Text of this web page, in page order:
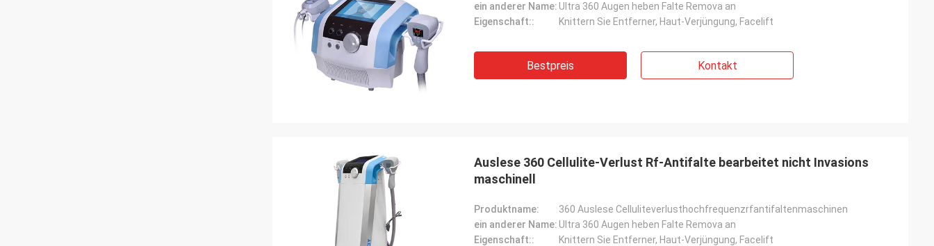
ein anderer Name: Ultra 360 Augen heben Falte Remova an
Eigenschaft::
Knittern Sie Entferner, Haut-Verjüngung, Facelift
Bestpreis Kontakt
Auslese 360 Cellulite-Verlust Rf-Antifalte bearbeitet nicht Invasions
maschinell
Produktname:
360 Auslese Celluliteverlusthochfrequenzrfantifaltenmaschinen
ein anderer Name: Ultra 360 Augen heben Falte Remova an
Eigenschaft::
Knittern Sie Entferner, Haut-Verjüngung, Facelift